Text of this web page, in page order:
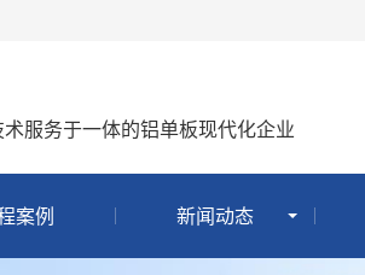
服务于一体的铝单板现代化企业
案例 新闻动态